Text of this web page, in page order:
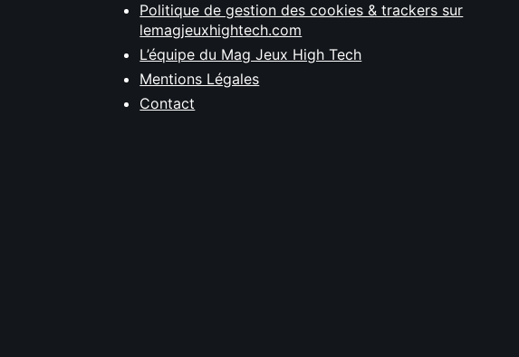
Politique de gestion des cookies & trackers sur
lemagjeuxhightech.com
L’équipe du Mag Jeux High Tech
Mentions Légales
Contact